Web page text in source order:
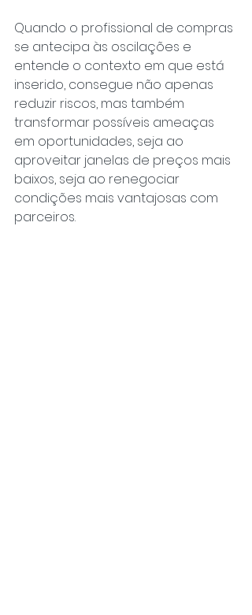
Quando o profissional de compras
se antecipa às oscilações e
entende o contexto em que está
inserido, consegue não apenas
reduzir riscos, mas também
transformar possíveis ameaças
em oportunidades, seja ao
aproveitar janelas de preços mais
baixos, seja ao renegociar
condições mais vantajosas com
parceiros.